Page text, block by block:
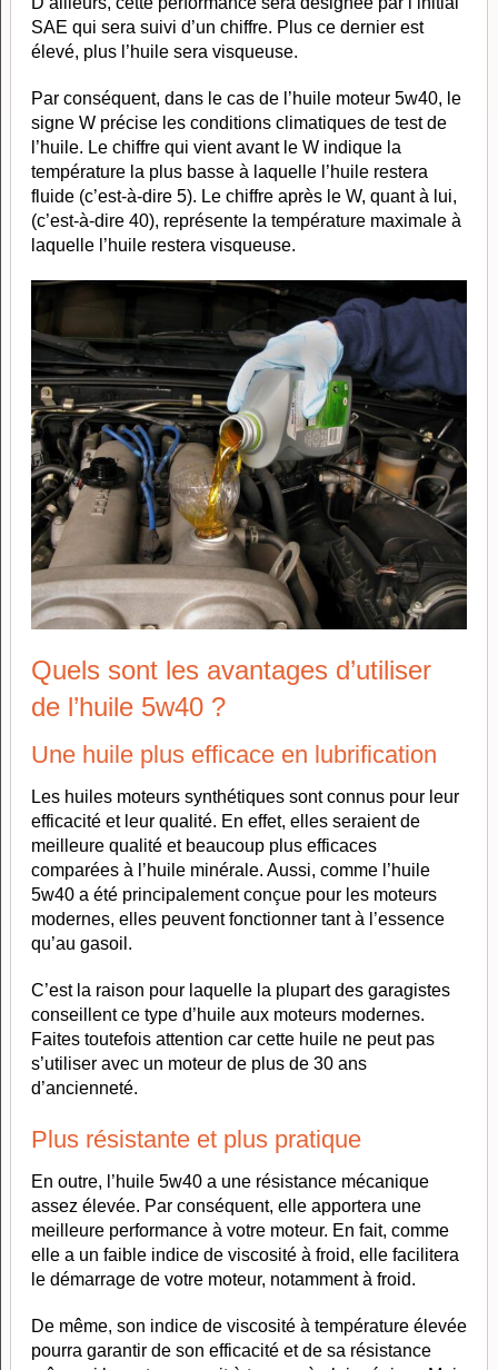
SAE qui sera suivi d’un chiffre. Plus ce dernier est
élevé, plus l’huile sera visqueuse.
Par conséquent, dans le cas de l’huile moteur 5w40, le
signe W précise les conditions climatiques de test de
l’huile. Le chiffre qui vient avant le W indique la
température la plus basse à laquelle l’huile restera
fluide (c’est-à-dire 5). Le chiffre après le W, quant à lui,
(c’est-à-dire 40), représente la température maximale à
laquelle l’huile restera visqueuse.
Quels sont les avantages d’utiliser
de l’huile 5w40 ?
Une huile plus efficace en lubrification
Les huiles moteurs synthétiques sont connus pour leur
efficacité et leur qualité. En effet, elles seraient de
meilleure qualité et beaucoup plus efficaces
comparées à l’huile minérale. Aussi, comme l’huile
5w40 a été principalement conçue pour les moteurs
modernes, elles peuvent fonctionner tant à l’essence
qu’au gasoil.
C’est la raison pour laquelle la plupart des garagistes
conseillent ce type d’huile aux moteurs modernes.
Faites toutefois attention car cette huile ne peut pas
s’utiliser avec un moteur de plus de 30 ans
d’ancienneté.
Plus résistante et plus pratique
En outre, l’huile 5w40 a une résistance mécanique
assez élevée. Par conséquent, elle apportera une
meilleure performance à votre moteur. En fait, comme
elle a un faible indice de viscosité à froid, elle facilitera
le démarrage de votre moteur, notamment à froid.
De même, son indice de viscosité à température élevée
pourra garantir de son efficacité et de sa résistance